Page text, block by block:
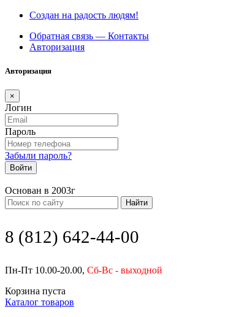
Создан на радость людям!
Обратная связь — Контакты
Авторизация
Авторизация
×
Логин
Пароль
Забыли пароль?
Войти
Основан в 2003г
Найти
8 (812) 642-44-00
Пн-Пт 10.00-20.00, Сб-Вс - выходной
Корзина пуста
Каталог товаров